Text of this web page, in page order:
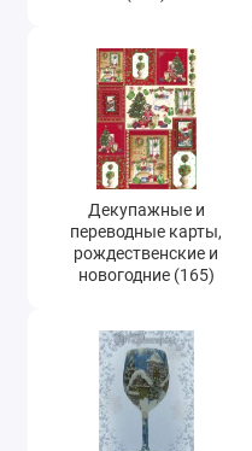
Декоративные
новогодние (346)
Новогодние и
натирки (21)
Новогодняя бумага
заготовки для
Микроблестки
Декупажные и
переводные карты,
рождественские и
новогодние (165)